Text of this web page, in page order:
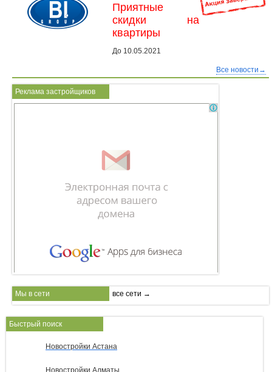
Приятные
скидки на
квартиры
До 10.05.2021
Все новости→
Реклама застройщиков
Мы в сети все сети →
Быстрый поиск
Новостройки Астана
Новостройки Алматы